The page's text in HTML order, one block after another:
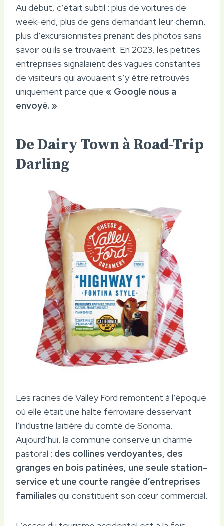
Au début, c’était subtil : plus de voitures de
week-end, plus de gens demandant leur chemin,
plus d’excursionnistes prenant des photos sans
savoir où ils se trouvaient. En 2023, les petites
entreprises signalaient des vagues constantes
de visiteurs qui avouaient s’y être retrouvés
uniquement parce que « Google nous a
envoyé. »
De Dairy Town à Road-Trip
Darling
Les racines de Valley Ford remontent à l’époque
où elle était une halte ferroviaire desservant
l’industrie laitière du comté de Sonoma.
Aujourd’hui, la commune conserve un charme
pastoral : des collines verdoyantes, des
granges en bois patinées, une seule station-
service et une courte rangée d’entreprises
familiales qui constituent son cœur commercial.